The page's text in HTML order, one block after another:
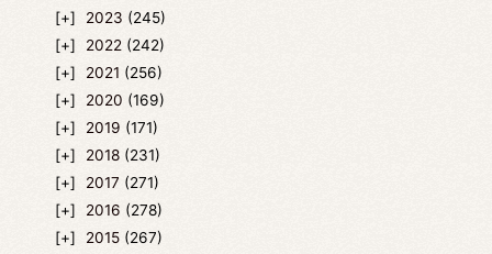
2023 (245)
2022 (242)
2021 (256)
2020 (169)
2019 (171)
2018 (231)
2017 (271)
2016 (278)
2015 (267)